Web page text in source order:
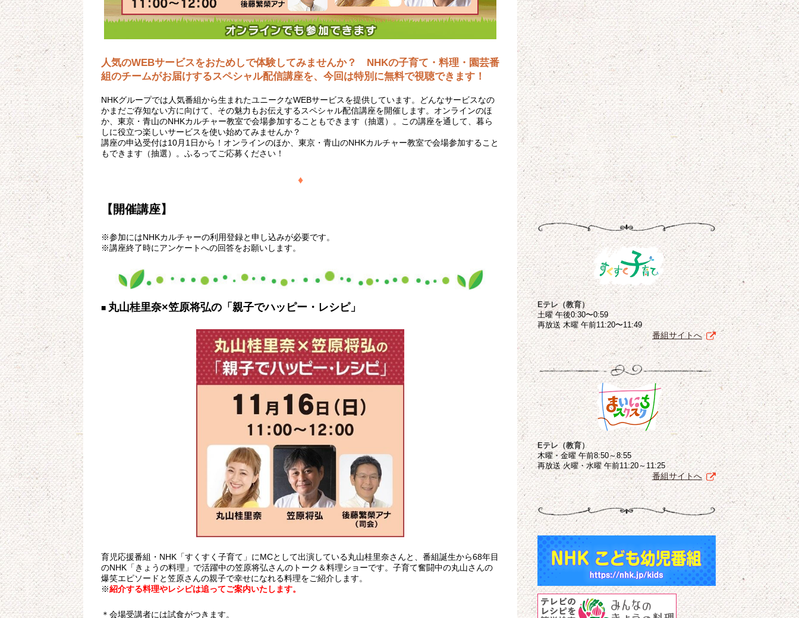
人気のWEBサービスをおためしで体験してみませんか？ NHKの子育て・料理・園芸番
組のチームがお届けするスペシャル配信講座を、今回は特別に無料で視聴できます！
NHKグループでは人気番組から生まれたユニークなWEBサービスを提供しています。どんなサービスなの
かまだご存知ない方に向けて、その魅力もお伝えするスペシャル配信講座を開催します。オンラインのほ
か、東京・青山のNHKカルチャー教室で会場参加することもできます（抽選）。この講座を通して、暮ら
しに役立つ楽しいサービスを使い始めてみませんか？
講座の申込受付は10月1日から！オンラインのほか、東京・青山のNHKカルチャー教室で会場参加すること
もできます（抽選）。ふるってご応募ください！
♦
【開催講座】
※参加にはNHKカルチャーの利用登録と申し込みが必要です。
※講座終了時にアンケートへの回答をお願いします。
■ 丸山桂里奈×笠原将弘の「親子でハッピー・レシピ」
育児応援番組・NHK「すくすく子育て」にMCとして出演している丸山桂里奈さんと、番組誕生から68年目
のNHK「きょうの料理」で活躍中の笠原将弘さんのトーク＆料理ショーです。子育て奮闘中の丸山さんの
爆笑エピソードと笠原さんの親子で幸せになれる料理をご紹介します。
※紹介する料理やレシピは追ってご案内いたします。
＊会場受講者には試食がつきます。
Eテレ（教育）
土曜 午後0:30〜0:59
再放送 木曜 午前11:20〜11:49
番組サイトへ
Eテレ（教育）
木曜・金曜 午前8:50～8:55
再放送 火曜・水曜 午前11:20～11:25
番組サイトへ